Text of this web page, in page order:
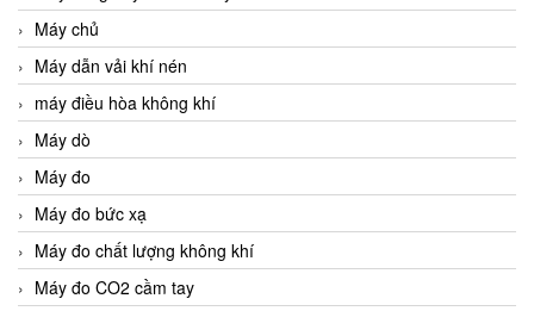
Máy chủ
Máy dẫn vải khí nén
máy điều hòa không khí
Máy dò
Máy đo
Máy đo bức xạ
Máy đo chất lượng không khí
Máy đo CO2 cầm tay